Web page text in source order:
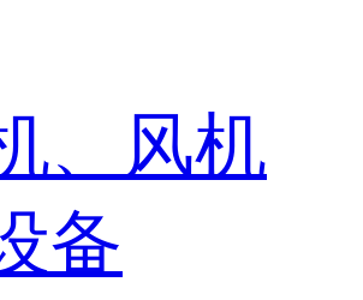
、风机
备